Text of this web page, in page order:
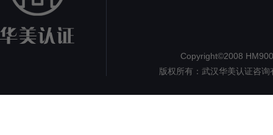
Copyright©2008
版权所有：武汉华美认证咨